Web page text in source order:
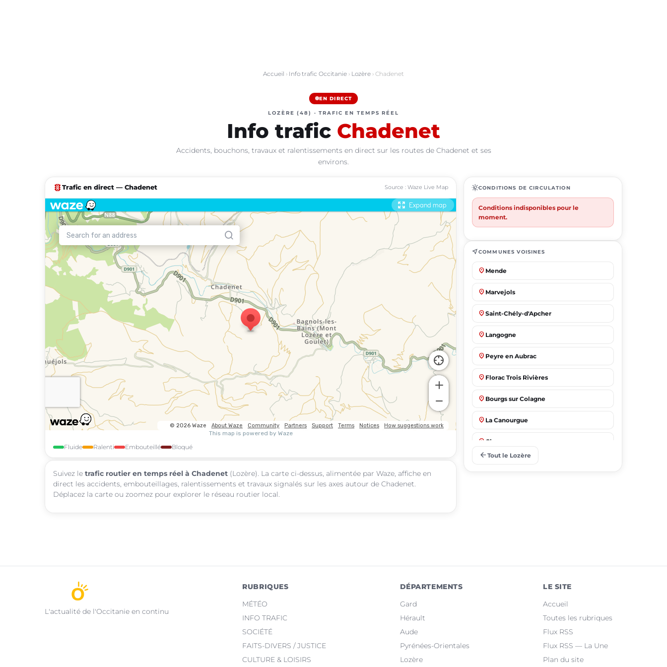
Accueil › Info trafic Occitanie › Lozère › Chadenet
EN DIRECT
LOZÈRE (48) · TRAFIC EN TEMPS RÉEL
Info trafic Chadenet
Accidents, bouchons, travaux et ralentissements en direct sur les routes de Chadenet et ses
environs.
traffic Trafic en direct — Chadenet Source : Waze Live Map
Fluide Ralenti Embouteillé Bloqué
Suivez le trafic routier en temps réel à Chadenet (Lozère). La carte ci-dessus, alimentée par Waze, affiche en
direct les accidents, embouteillages, ralentissements et travaux signalés sur les axes autour de Chadenet.
Déplacez la carte ou zoomez pour explorer le réseau routier local.
routineCONDITIONS DE CIRCULATION
Conditions indisponibles pour le
moment.
near_meCOMMUNES VOISINES
place Mende
place Marvejols
place Saint-Chély-d'Apcher
place Langogne
place Peyre en Aubrac
place Florac Trois Rivières
place Bourgs sur Colagne
place La Canourgue
place Chanac
Massegros Causses Gorges
arrow_back Tout le Lozère
L'actualité de l'Occitanie en continu
RUBRIQUES
MÉTÉO
INFO TRAFIC
SOCIÉTÉ
FAITS-DIVERS / JUSTICE
CULTURE & LOISIRS
DÉPARTEMENTS
Gard
Hérault
Aude
Pyrénées-Orientales
Lozère
LE SITE
Accueil
Toutes les rubriques
Flux RSS
Flux RSS — La Une
Plan du site